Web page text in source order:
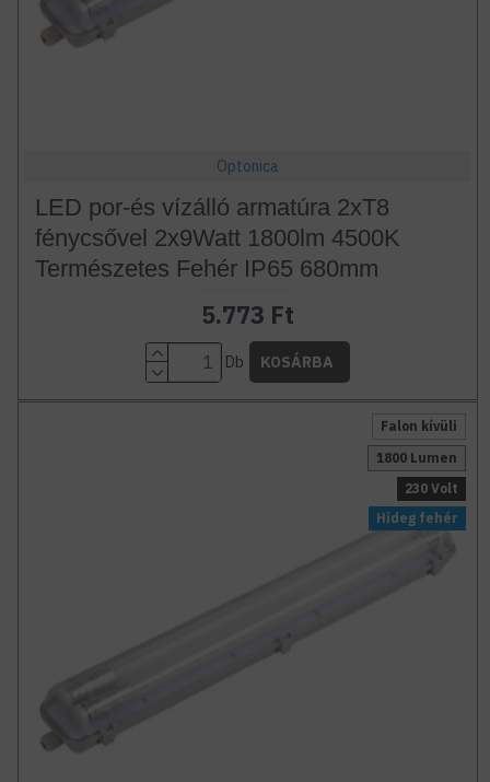
Optonica
LED por-és vízálló armatúra 2xT8
fénycsővel 2x9Watt 1800lm 4500K
Természetes Fehér IP65 680mm
5.773 Ft
Db KOSÁRBA
Hideg fehér
Falon kívüli
1800 Lumen
230 Volt